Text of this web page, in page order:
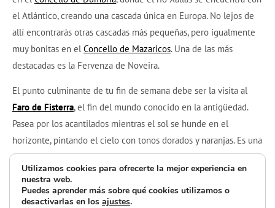
el Atlántico, creando una cascada única en Europa. No lejos de
allí encontrarás otras cascadas más pequeñas, pero igualmente
muy bonitas en elConcello de Mazaricos. Una de las más
destacadas es la Fervenza de Noveira.
El punto culminante de tu fin de semana debe ser la visita al
Faro de Fisterra, el fin del mundo conocido en la antigüedad.
Pasea por los acantilados mientras el sol se hunde en el
horizonte, pintando el cielo con tonos dorados y naranjas. Es una
experiencia que encapsula la magia de Costa da Morte.
Para terminar tu fin de semana, disfruta de una cena en Fisterra
o desplázate hasta Muxía.Busca un restaurante donde se
Utilizamos cookies para ofrecerte la mejor experiencia en
nuestra web.
Puedes aprender más sobre qué cookies utilizamos o
desactivarlas en los ajustes.